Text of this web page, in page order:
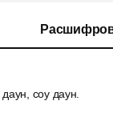
соу даун.